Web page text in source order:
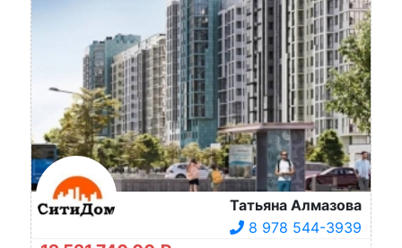
Татьяна Алмазова
8 978 544-3939